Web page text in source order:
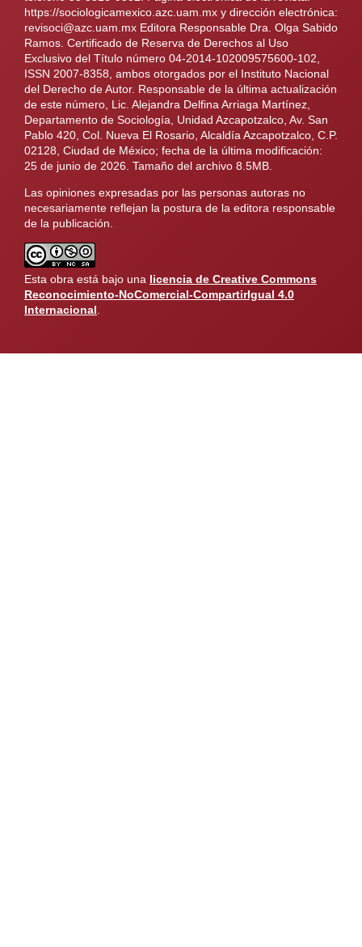
https://sociologicamexico.azc.uam.mx y dirección electrónica:
revisoci@azc.uam.mx Editora Responsable Dra. Olga Sabido
Ramos. Certificado de Reserva de Derechos al Uso
Exclusivo del Título número 04-2014-102009575600-102,
ISSN 2007-8358, ambos otorgados por el Instituto Nacional
del Derecho de Autor. Responsable de la última actualización
de este número, Lic. Alejandra Delfina Arriaga Martínez,
Departamento de Sociología, Unidad Azcapotzalco, Av. San
Pablo 420, Col. Nueva El Rosario, Alcaldía Azcapotzalco, C.P.
02128, Ciudad de México; fecha de la última modificación:
25 de junio de 2026. Tamaño del archivo 8.5MB.
Las opiniones expresadas por las personas autoras no
necesariamente reflejan la postura de la editora responsable
de la publicación.
Esta obra está bajo una licencia de Creative Commons
Reconocimiento-NoComercial-CompartirIgual 4.0
Internacional.